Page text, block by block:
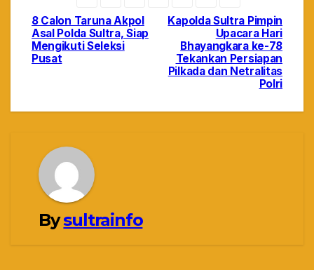
Navigasi
pos
Kapolda Sultra Pimpin
Upacara Hari
Bhayangkara ke-78
Tekankan Persiapan
Pilkada dan Netralitas
Polri
8 Calon Taruna Akpol
Asal Polda Sultra, Siap
Mengikuti Seleksi
Pusat
Bysultrainfo